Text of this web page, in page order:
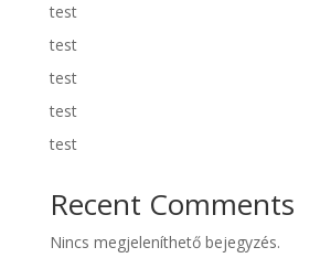
test
test
test
test
test
Recent Comments
Nincs megjeleníthető bejegyzés.